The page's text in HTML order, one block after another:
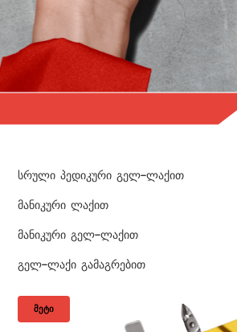
სრული პედიკური გელ-ლაქით
მანიკური ლაქით
მანიკური გელ-ლაქით
გელ-ლაქი გამაგრებით
ᲛᲔᲢᲘ